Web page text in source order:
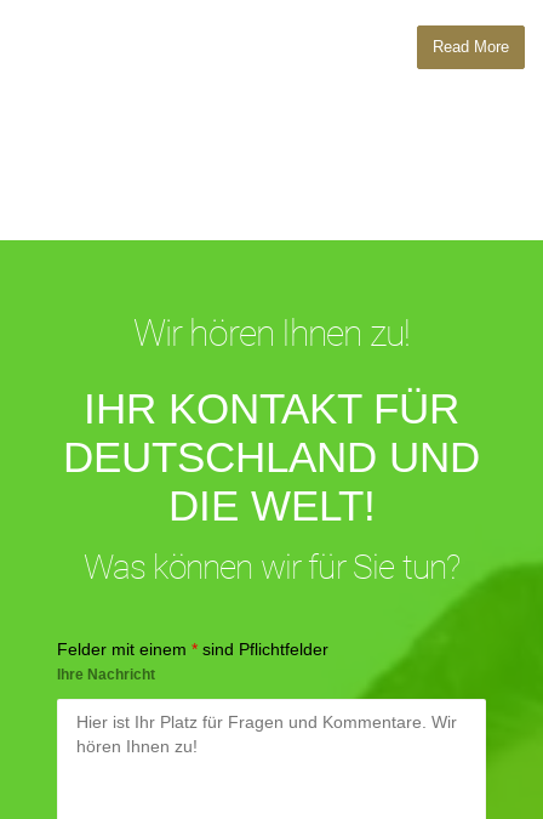
Read More
Wir hören Ihnen zu!
IHR KONTAKT FÜR
DEUTSCHLAND UND
DIE WELT!
Was können wir für Sie tun?
Felder mit einem * sind Pflichtfelder
Ihre Nachricht